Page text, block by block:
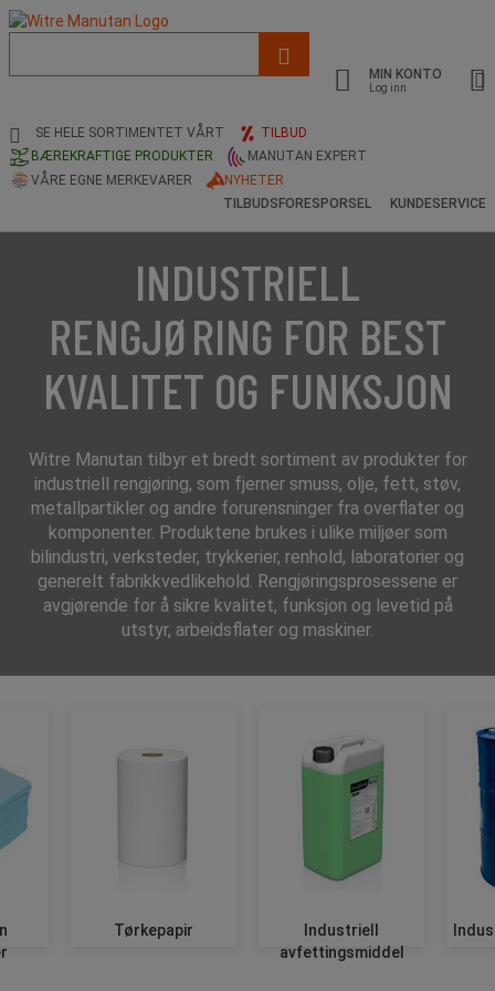
og
søkehistorikk
MIN KONTO
Log inn
SE HELE SORTIMENTET VÅRT
TILBUD
BÆREKRAFTIGE PRODUKTER
MANUTAN EXPERT
VÅRE EGNE MERKEVARER
NYHETER
TILBUDSFORESPORSEL
KUNDESERVICE
INDUSTRIELL
RENGJØRING FOR BEST
KVALITET OG FUNKSJON
Witre Manutan tilbyr et bredt sortiment av produkter for
industriell rengjøring, som fjerner smuss, olje, fett, støv,
metallpartikler og andre forurensninger fra overflater og
komponenter. Produktene brukes i ulike miljøer som
bilindustri, verksteder, trykkerier, renhold, laboratorier og
generelt fabrikkvedlikehold. Rengjøringsprosessene er
avgjørende for å sikre kvalitet, funksjon og levetid på
utstyr, arbeidsflater og maskiner.
Tørkepapir
Industriell
avfettingsmiddel